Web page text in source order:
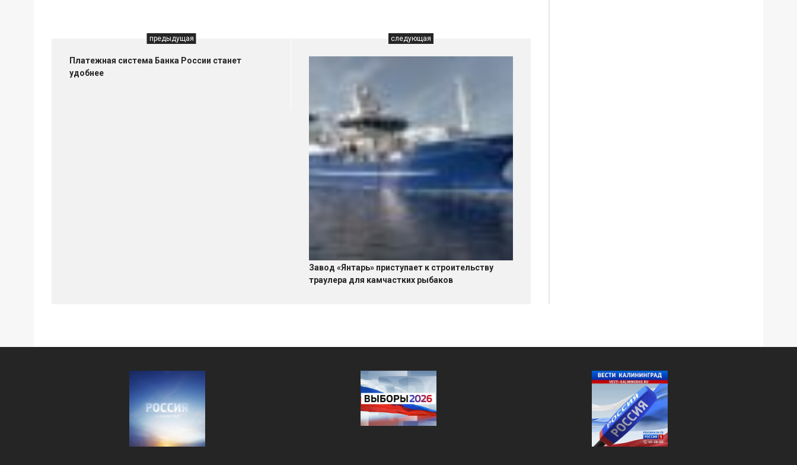
предыдущая
Платежная система Банка России станет
удобнее
следующая
Завод «Янтарь» приступает к строительству
траулера для камчастких рыбаков